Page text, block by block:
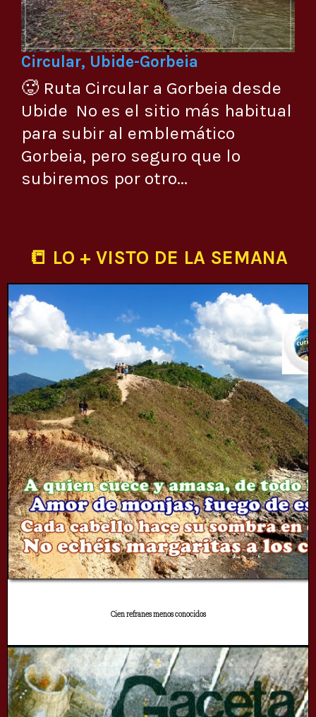
Circular, Ubide-Gorbeia
🥵 Ruta Circular a Gorbeia desde
Ubide No es el sitio más habitual
para subir al emblemático
Gorbeia, pero seguro que lo
subiremos por otro...
📒 LO + VISTO DE LA SEMANA
Cien refranes menos conocidos